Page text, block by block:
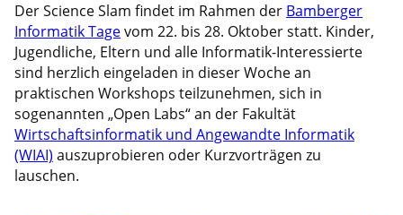
Der Science Slam findet im Rahmen der Bamberger
Informatik Tagevom 22. bis 28. Oktober statt. Kinder,
Jugendliche, Eltern und alle Informatik-Interessierte
sind herzlich eingeladen in dieser Woche an
praktischen Workshops teilzunehmen, sich in
sogenannten „Open Labs“ an der Fakultät
Wirtschaftsinformatik und Angewandte Informatik
(WIAI) auszuprobieren oder Kurzvorträgen zu
lauschen.